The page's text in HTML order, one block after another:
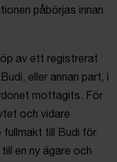
påbörjas innan
av ett registrerat
eller annan part, i
mottagits. För
och vidare
fullmakt till Budi för
en ny ägare och